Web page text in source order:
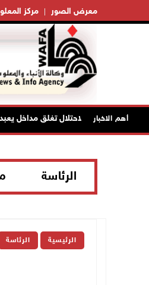
مركز معرض الصور
أهم الاخبار
قوات الاحتلال تغلق مداخل يعبد
الرئاسة
الرئيسية الرئاسة